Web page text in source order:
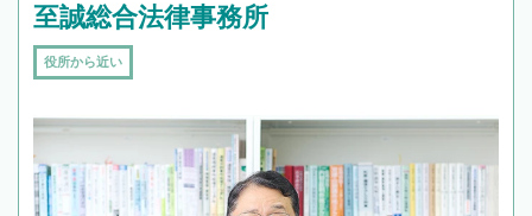
至誠総合法律事務所
役所から近い